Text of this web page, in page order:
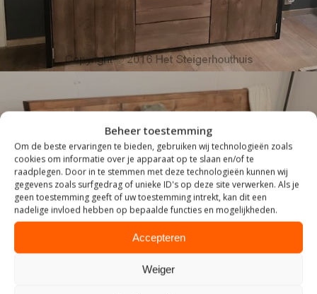
Beheer toestemming
Om de beste ervaringen te bieden, gebruiken wij technologieën zoals
cookies om informatie over je apparaat op te slaan en/of te
raadplegen. Door in te stemmen met deze technologieën kunnen wij
gegevens zoals surfgedrag of unieke ID's op deze site verwerken. Als je
geen toestemming geeft of uw toestemming intrekt, kan dit een
nadelige invloed hebben op bepaalde functies en mogelijkheden.
Accepteren
Weiger
ZITTEN